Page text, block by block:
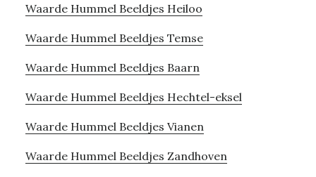
Waarde Hummel Beeldjes Heiloo
Waarde Hummel Beeldjes Temse
Waarde Hummel Beeldjes Baarn
Waarde Hummel Beeldjes Hechtel-eksel
Waarde Hummel Beeldjes Vianen
Waarde Hummel Beeldjes Zandhoven